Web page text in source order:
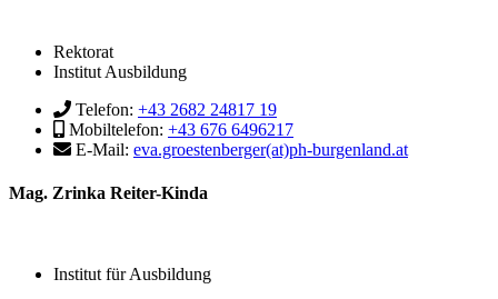
Rektorat
Institut Ausbildung
Telefon: +43 2682 24817 19
Mobiltelefon: +43 676 6496217
E-Mail: eva.groestenberger(at)ph-burgenland.at
Mag. Zrinka Reiter-Kinda
Institut für Ausbildung